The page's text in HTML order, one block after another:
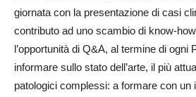
giornata con la presentazione di casi
contributo ad uno scambio di know-
l’opportunità di Q&A, al termine di ogni
informare sullo stato dell’arte, il più
patologici complessi: a formare con un